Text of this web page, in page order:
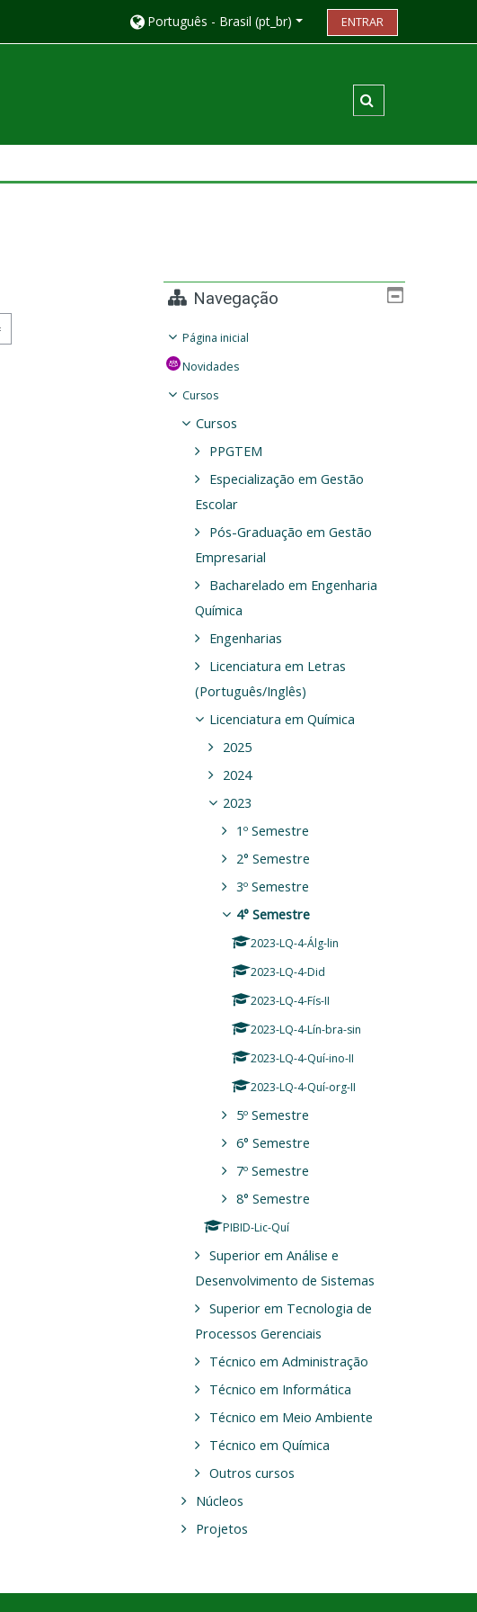
Português - Brasil ‎(pt_br)‎ ENTRAR
Navegação
Página inicial
Novidades
Cursos
Cursos
PPGTEM
Especialização em Gestão
Escolar
Pós-Graduação em Gestão
Empresarial
Bacharelado em Engenharia
Química
Engenharias
Licenciatura em Letras
(Português/Inglês)
Licenciatura em Química
2025
2024
2023
1º Semestre
2° Semestre
3º Semestre
4° Semestre
2023-LQ-4-Álg-lin
2023-LQ-4-Did
2023-LQ-4-Fís-II
2023-LQ-4-Lín-bra-sin
2023-LQ-4-Quí-ino-II
2023-LQ-4-Quí-org-II
5º Semestre
6° Semestre
7º Semestre
8° Semestre
PIBID-Lic-Quí
Superior em Análise e
Desenvolvimento de Sistemas
Superior em Tecnologia de
Processos Gerenciais
Técnico em Administração
Técnico em Informática
Técnico em Meio Ambiente
Técnico em Química
Outros cursos
Núcleos
Projetos